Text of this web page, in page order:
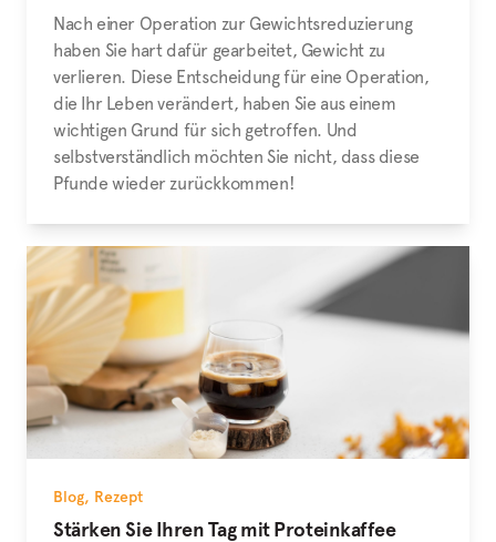
Nach einer Operation zur Gewichtsreduzierung
haben Sie hart dafür gearbeitet, Gewicht zu
verlieren. Diese Entscheidung für eine Operation,
die Ihr Leben verändert, haben Sie aus einem
wichtigen Grund für sich getroffen. Und
selbstverständlich möchten Sie nicht, dass diese
Pfunde wieder zurückkommen!
Blog, Rezept
Stärken Sie Ihren Tag mit Proteinkaffee